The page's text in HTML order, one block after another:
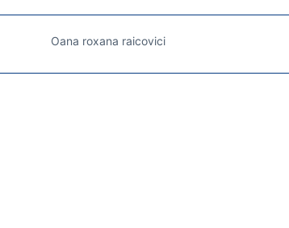
Oana roxana raicovici